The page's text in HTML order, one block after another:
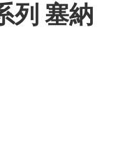
列 塞納